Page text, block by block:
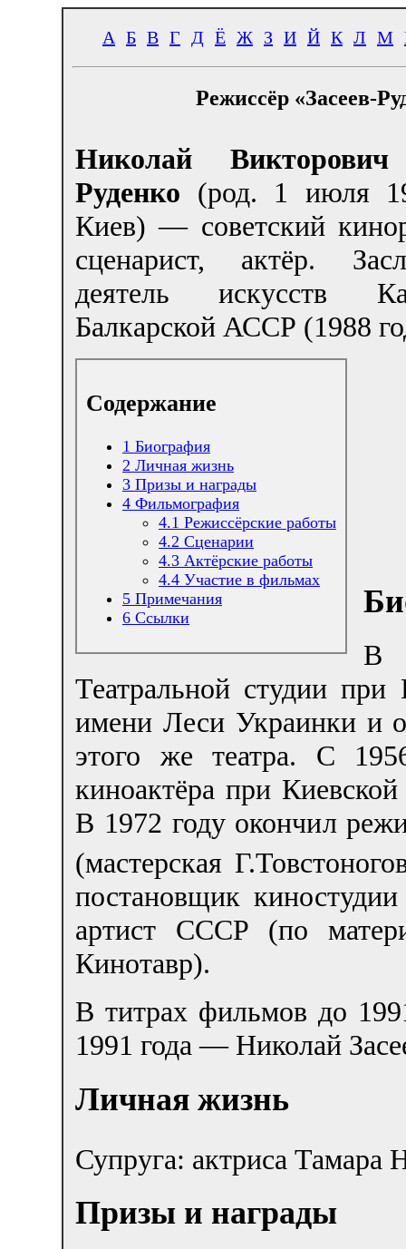
А Б В Г Д Ё Ж З И Й К Л М
Режиссёр «Засеев-
Николай Викторович
Руденко (род. 1 июля
Киев) — советский
сценарист, актёр.
деятель искусств
Балкарской АССР (1988
Содержание
1 Биография
2 Личная жизнь
3 Призы и награды
4 Фильмография
4.1 Режиссёрские работы
4.2 Сценарии
4.3 Актёрские работы
4.4 Участие в фильмах
5 Примечания
6 Ссылки
В
Театральной студии при
имени Леси Украинки и
этого же театра. С
киноактёра при
В 1972 году окончил
(мастерская
постановщик
артист СССР (по
Кинотавр).
В титрах фильмов до
1991 года — Николай
Личная жизнь
Супруга: актриса Тамара
Призы и награды